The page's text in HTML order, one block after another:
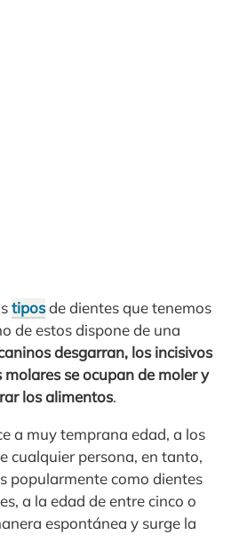
tiposde dientes que tenemos
de estos dispone de una
desgarran, los incisivos
se ocupan de moler y
los alimentos.
a muy temprana edad, a los
cualquier persona, en tanto,
popularmente como dientes
a la edad de entre cinco o
espontánea y surge la